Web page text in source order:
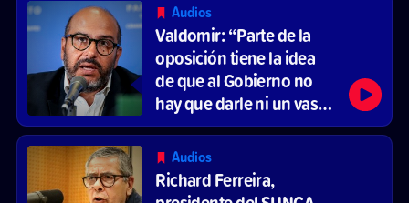
Audios
Valdomir: “Parte de la
oposición tiene la idea
de que al Gobierno no
hay que darle ni un vaso
de agua”
Audios
Richard Ferreira,